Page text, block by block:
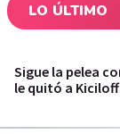
LO ÚLTIMO
Sigue la pelea
le quitó a